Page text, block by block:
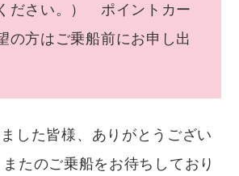
ださい。） ポイントカー
の方はご乗船前にお申し出
した皆様、ありがとうござい
たのご乗船をお待ちしており